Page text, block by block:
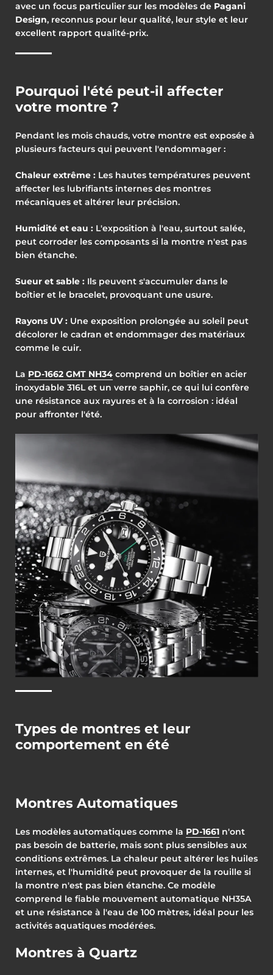
avec un focus particulier sur les modèles de Pagani
Design, reconnus pour leur qualité, leur style et leur
excellent rapport qualité-prix.
Pourquoi l'été peut-il affecter
votre montre ?
Pendant les mois chauds, votre montre est exposée à
plusieurs facteurs qui peuvent l'endommager :
Chaleur extrême : Les hautes températures peuvent
affecter les lubrifiants internes des montres
mécaniques et altérer leur précision.
Humidité et eau : L'exposition à l'eau, surtout salée,
peut corroder les composants si la montre n'est pas
bien étanche.
Sueur et sable : Ils peuvent s'accumuler dans le
boîtier et le bracelet, provoquant une usure.
Rayons UV : Une exposition prolongée au soleil peut
décolorer le cadran et endommager des matériaux
comme le cuir.
La PD-1662 GMT NH34 comprend un boîtier en acier
inoxydable 316L et un verre saphir, ce qui lui confère
une résistance aux rayures et à la corrosion : idéal
pour affronter l'été.
Types de montres et leur
comportement en été
Montres Automatiques
Les modèles automatiques comme la PD-1661 n'ont
pas besoin de batterie, mais sont plus sensibles aux
conditions extrêmes. La chaleur peut altérer les huiles
internes, et l'humidité peut provoquer de la rouille si
la montre n'est pas bien étanche. Ce modèle
comprend le fiable mouvement automatique NH35A
et une résistance à l'eau de 100 mètres, idéal pour les
activités aquatiques modérées.
Montres à Quartz